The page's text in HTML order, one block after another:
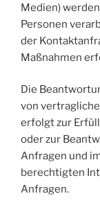
Medien)
Personen
der
Maßnahmen
Die
von
erfolgt zur
oder zur
Anfragen und
berechtigten
Anfragen.